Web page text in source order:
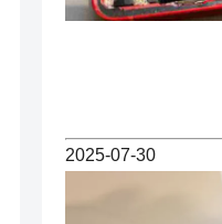
2025-07-30